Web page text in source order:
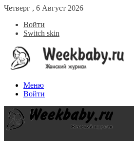
Четверг , 6 Август 2026
Войти
Switch skin
Меню
Войти